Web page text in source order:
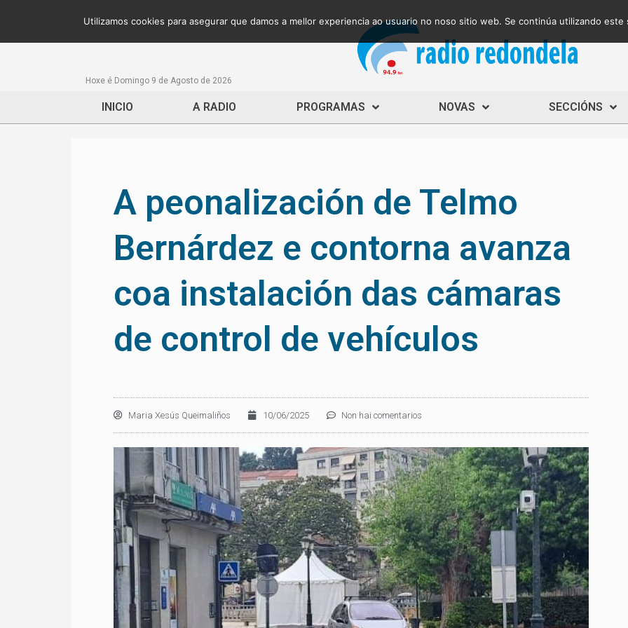
Hoxe é Domingo 9 de Agosto de 2026
INICIO A RADIO PROGRAMAS NOVAS SECCIÓNS
A peonalización de Telmo
Bernárdez e contorna avanza
coa instalación das cámaras
de control de vehículos
Maria Xesús Queimaliños 10/06/2025 Non hai comentarios
Utilizamos cookies para asegurar que damos a mellor experiencia ao usuario no noso sitio web. Se continúa utilizando